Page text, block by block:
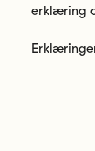
erklæring